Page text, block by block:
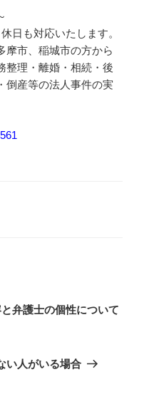
日も対応いたします。
摩市、稲城市の方から
整理・離婚・相続・後
倒産等の法人事件の実
弁護士の個性について
い人がいる場合